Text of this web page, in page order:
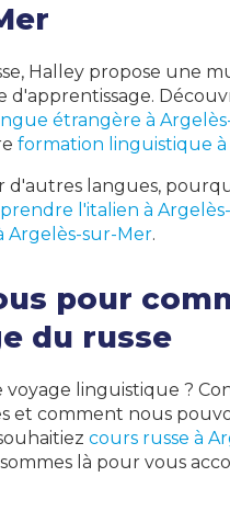
Halley propose une
d'apprentissage.
étrangère à
formation linguistique
d'autres langues,
l'italien à
Argelès-sur-Mer.
pour
du russe
linguistique ?
et comment nous
cours russe à
là pour vous